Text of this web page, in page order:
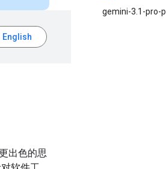
gemini-3.1-pro-
出色的思